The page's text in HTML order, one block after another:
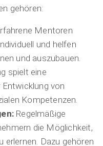
gehören:
Mentoren
und helfen
und auszubauen.
spielt eine
von
Kompetenzen.
Regelmäßige
die Möglichkeit,
erlernen. Dazu gehören